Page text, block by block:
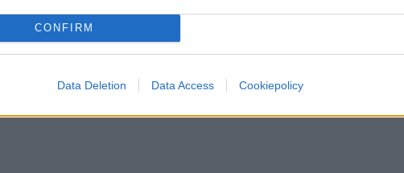
CONFIRM
Data Deletion Data Access Cookiepolicy